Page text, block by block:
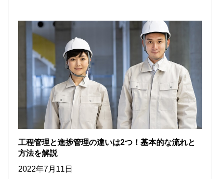
工程管理と進捗管理の違いは2つ！基本的な流れと
方法を解説
2022年7月11日